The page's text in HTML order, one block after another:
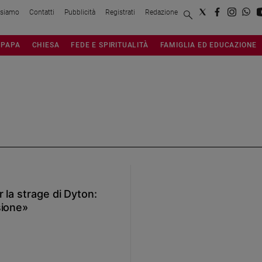
Contatti Pubblicità Registrati Redazione
PAPA CHIESA FEDE E SPIRITUALITÀ FAMIGLIA ED EDUCAZIONE
la strage di Dyton: